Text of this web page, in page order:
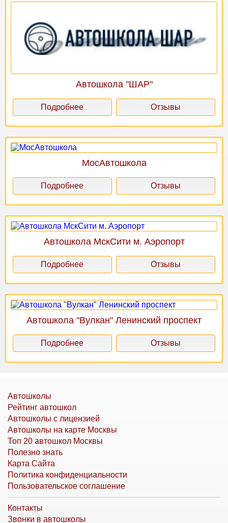
Автошкола "ШАР"
Подробнее Отзывы
МосАвтошкола
Подробнее Отзывы
Автошкола МскСити м. Аэропорт
Подробнее Отзывы
Автошкола "Вулкан" Ленинский проспект
Подробнее Отзывы
Автошколы
Рейтинг автошкол
Автошколы с лицензией
Автошколы на карте Москвы
Топ 20 автошкол Москвы
Полезно знать
Карта Сайта
Политика конфиденциальности
Пользовательское соглашение
Контакты
Звонки в автошколы